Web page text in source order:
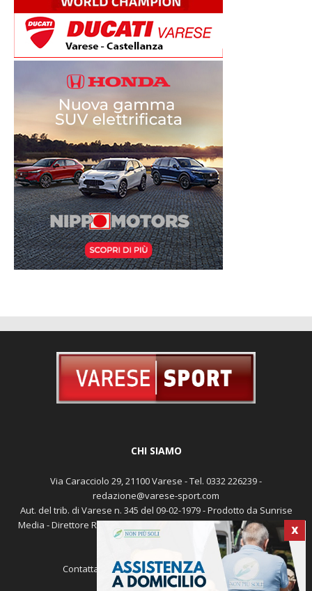
X
CHI SIAMO
Via Caracciolo 29, 21100 Varese - Tel. 0332 226239 -
redazione@varese-sport.com
Aut. del trib. di Varese n. 345 del 09-02-1979 - Prodotto da Sunrise
Media - Direttore Responsabile: Michele Marocco -Cookie policy
Pubblicità
Contattaci: redazione@varese-sport.com